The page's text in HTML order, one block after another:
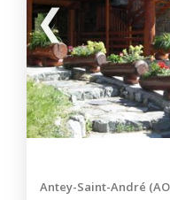
Antey-Saint-André